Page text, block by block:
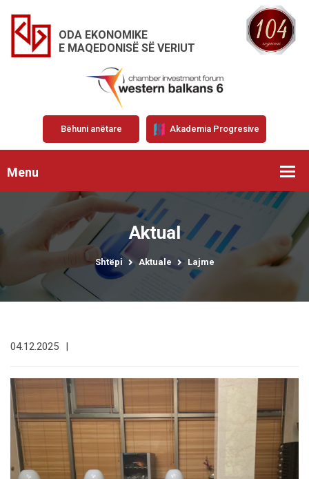
ODA EKONOMIKE
E MAQEDONISË SË VERIUT
Bëhuni anëtare Akademia Progresive
Menu
Aktual
Shtëpi Aktuale Lajme
04.12.2025 |